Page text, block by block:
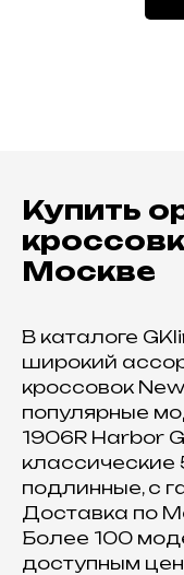
Купить
Москве
В каталоге
широкий
кроссовок
популярные
1906R Harbor
классические
подлинные, с
Доставка по
Более 100
доступным
уточнения деталей и
с приобретением даже
Оставить запрос
Каталог
Бренды
Обувь
Одежда
Аксессуары
Связаться с нами
+7 (985) 488-44-19
О